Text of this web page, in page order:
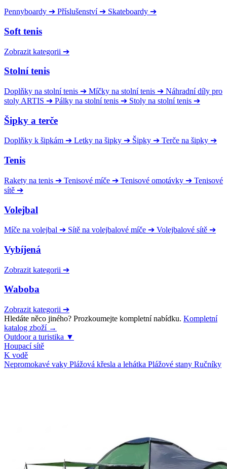
Pennyboardy ➔ Příslušenství ➔ Skateboardy ➔
Soft tenis
Zobrazit kategorii ➔
Stolní tenis
Doplňky na stolní tenis ➔ Míčky na stolní tenis ➔ Náhradní díly pro
stoly ARTIS ➔ Pálky na stolní tenis ➔ Stoly na stolní tenis ➔
Šipky a terče
Doplňky k šipkám ➔ Letky na šipky ➔ Šipky ➔ Terče na šipky ➔
Tenis
Rakety na tenis ➔ Tenisové míče ➔ Tenisové omotávky ➔ Tenisové
sítě ➔
Volejbal
Míče na volejbal ➔ Sítě na volejbalové míče ➔ Volejbalové sítě ➔
Vybíjená
Zobrazit kategorii ➔
Waboba
Zobrazit kategorii ➔
Hledáte něco jiného? Prozkoumejte kompletní nabídku. Kompletní
katalog zboží →
Outdoor a turistika ▼
Houpací sítě
K vodě
Nepromokavé vaky Plážová křesla a lehátka Plážové stany Ručníky